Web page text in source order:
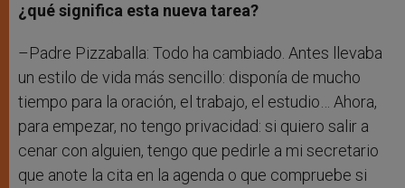
¿qué significa esta nueva tarea?
–Padre Pizzaballa: Todo ha cambiado. Antes llevaba
un estilo de vida más sencillo: disponía de mucho
tiempo para la oración, el trabajo, el estudio… Ahora,
para empezar, no tengo privacidad: si quiero salir a
cenar con alguien, tengo que pedirle a mi secretario
que anote la cita en la agenda o que compruebe si